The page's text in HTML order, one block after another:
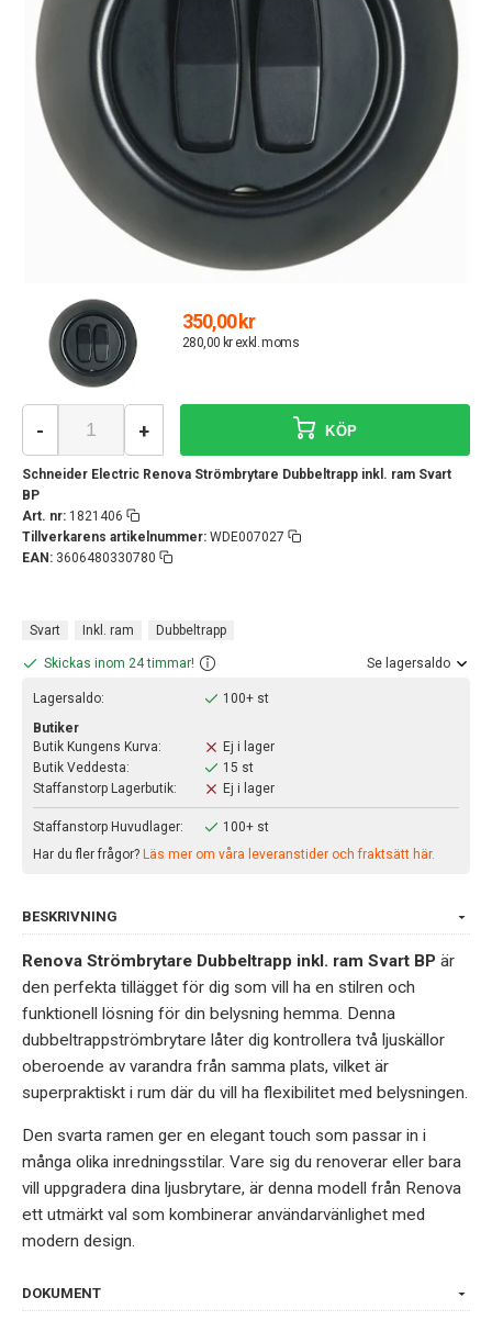
350,00 kr
280,00 kr exkl. moms
Schneider Electric Renova Strömbrytare Dubbeltrapp inkl. ram Svart
BP
Art. nr: 1821406
Tillverkarens artikelnummer: WDE007027
EAN: 3606480330780
- + KÖP
Svart Inkl. ram Dubbeltrapp
Skickas inom 24 timmar! Se lagersaldo
Lagersaldo:
100+ st
Butiker
Butik Kungens Kurva:
Ej i lager
Butik Veddesta:
15 st
Staffanstorp Lagerbutik:
Ej i lager
Staffanstorp Huvudlager:
100+ st
Har du fler frågor? Läs mer om våra leveranstider och fraktsätt här.
BESKRIVNING
Renova Strömbrytare Dubbeltrapp inkl. ram Svart BP är
den perfekta tillägget för dig som vill ha en stilren och
funktionell lösning för din belysning hemma. Denna
dubbeltrappströmbrytare låter dig kontrollera två ljuskällor
oberoende av varandra från samma plats, vilket är
superpraktiskt i rum där du vill ha flexibilitet med belysningen.
Den svarta ramen ger en elegant touch som passar in i
många olika inredningsstilar. Vare sig du renoverar eller bara
vill uppgradera dina ljusbrytare, är denna modell från Renova
ett utmärkt val som kombinerar användarvänlighet med
modern design.
DOKUMENT